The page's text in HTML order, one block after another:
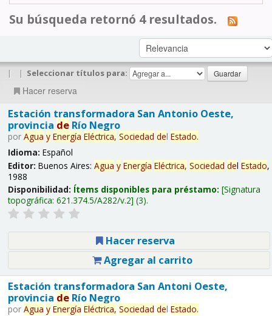
Su búsqueda retornó 4 resultados.
| | Seleccionar títulos para:
Hacer reserva
Estación transformadora San Antonio Oeste,
provincia deRío Negro
por Agua y Energía Eléctrica, Sociedad del Estado.
Idioma: Español
Editor: Buenos Aires: Agua y Energía Eléctrica, Sociedad del Estado,
1988
Disponibilidad: Ítems disponibles para préstamo: Signatura
topográfica: 621.374.5/A282/v.2 (3).
Hacer reserva
Agregar al carrito
Estación transformadora San Antoni Oeste,
provincia deRío Negro
por Agua y Energía Eléctrica, Sociedad del Estado.